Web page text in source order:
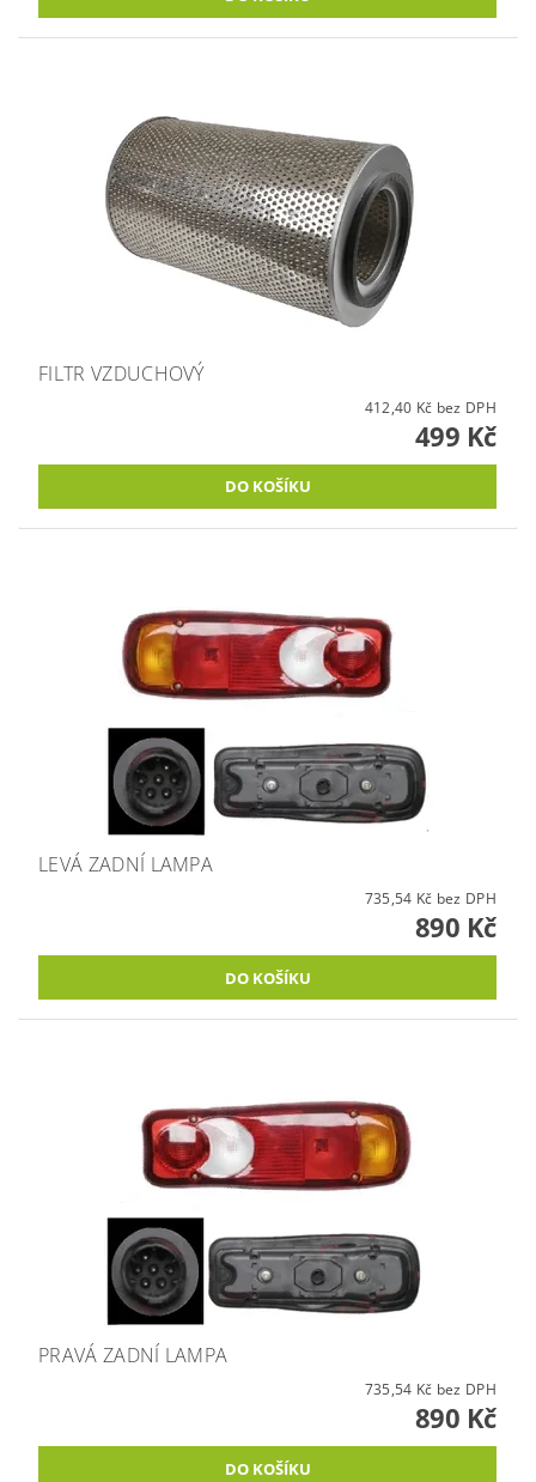
FILTR VZDUCHOVÝ
412,40 Kč bez DPH
499 Kč
LEVÁ ZADNÍ LAMPA
735,54 Kč bez DPH
890 Kč
PRAVÁ ZADNÍ LAMPA
735,54 Kč bez DPH
890 Kč